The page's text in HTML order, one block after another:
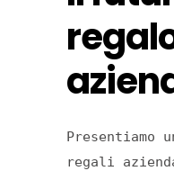
Presentiamo
regali